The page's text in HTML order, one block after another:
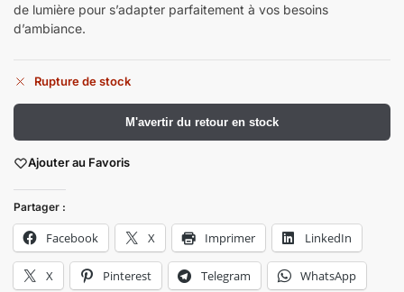
de lumière pour s’adapter parfaitement à vos besoins
d’ambiance.
Rupture de stock
​M'avertir du retour en stock
Ajouter au Favoris
Partager :
Facebook X Imprimer LinkedIn
X Pinterest Telegram WhatsApp